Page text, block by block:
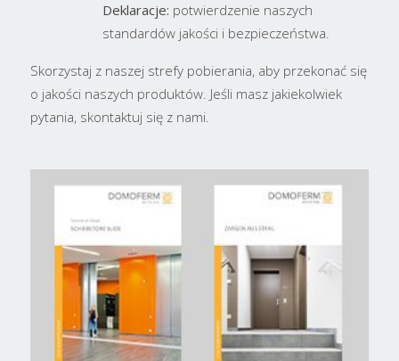
Deklaracje: potwierdzenie naszych
standardów jakości i bezpieczeństwa.
Skorzystaj z naszej strefy pobierania, aby przekonać się
o jakości naszych produktów. Jeśli masz jakiekolwiek
pytania, skontaktuj się z nami.